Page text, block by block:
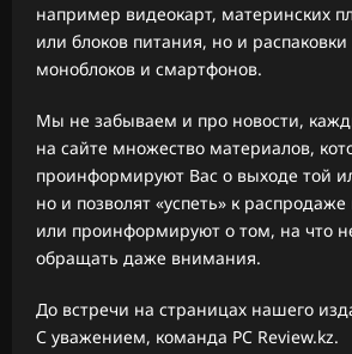
например видеокарт, материнских
или блоков питания, но и распаковки
моноблоков и смартфонов.
Мы не забываем и про новости,
на сайте множество материалов,
проинформируют Вас о выходе той
но и позволят «успеть» к
или проинформируют о том, на что
обращать даже внимания.
До встречи на страницах нашего
С уважением, команда PC Review.kz.